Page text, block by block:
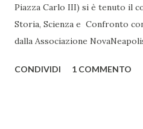
Piazza Carlo III) si è tenuto il
Storia, Scienza e Confronto
dalla Associazione
CONDIVIDI 1 COMMENTO